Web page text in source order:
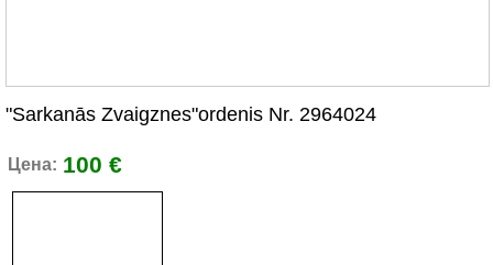
"Sarkanās Zvaigznes"ordenis Nr. 2964024
Цена: 100 €